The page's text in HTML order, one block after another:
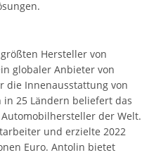
Hersteller von
globaler Anbieter von
die Innenausstattung von
in 25 Ländern beliefert das
der Welt.
und erzielte 2022
Euro. Antolin bietet